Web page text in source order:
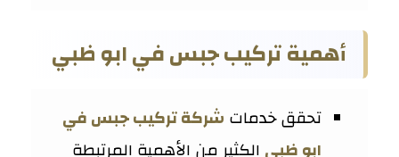
أهمية تركيب جبس في ابو ظبي
تحقق خدمات شركة تركيب جبس في
ابو ظبي الكثير من الأهمية المرتبطة